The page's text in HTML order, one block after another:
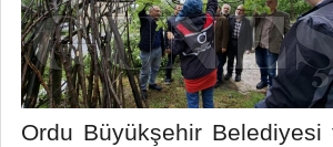
Ordu Büyükşehir Belediyesi